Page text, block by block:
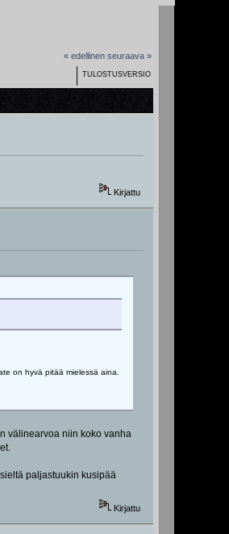
« edellinen seuraava »
TULOSTUSVERSIO
Kirjattu
on hyvä pitää mielessä aina.
välinearvoa niin koko vanha
paljastuukin kusipää
Kirjattu